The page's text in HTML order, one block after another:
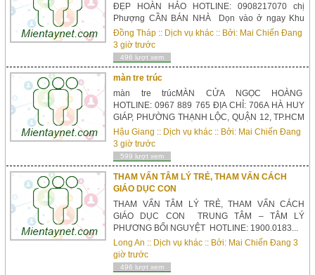
ĐẸP HOÀN HẢO HOTLINE: 0908217070 chị
Phượng CẦN BÁN NHÀ Dọn vào ở ngay Khu
dân cư sầm uất , gần trường học , bệnh viện , siêu
thị coop mart , đi phú mỹ hưng 5 phút 2 lầu đúc
kiên cố 5x12m, nở hậu 8m Có sân thượng rộng
thoáng mát Full nội thất ...
Đồng Tháp :: Dịch vụ khác :: Bởi: Mai Chiến Đang
3 giờ trước
496 lượt xem
màn tre trúc
màn tre trúcMÀN CỬA NGỌC HOÀNG
HOTLINE: 0967 889 765 ĐỊA CHỈ: 706A HÀ HUY
GIÁP, PHƯỜNG THẠNH LỘC, QUẬN 12, TP.HCM
WEBSITE: mancuangochoang.com
EMAIL: mancuangochoang@gmail.com Chúng
tôi chuyên bán: Màn Roman, màn sáo văn
phòng, mành lắp ở ban công, màn sáo ngoài t...
Hậu Giang :: Dịch vụ khác :: Bởi: Mai Chiến Đang
3 giờ trước
599 lượt xem
THAM VẤN TÂM LÝ TRẺ, THAM VẤN CÁCH
GIÁO DỤC CON
THAM VẤN TÂM LÝ TRẺ, THAM VẤN CÁCH
GIÁO DỤC CON TRUNG TÂM – TÂM LÝ
PHƯƠNG BỐI NGUYỆT HOTLINE: 1900.0183...
Long An :: Dịch vụ khác :: Bởi: Mai Chiến Đang 3
giờ trước
496 lượt xem